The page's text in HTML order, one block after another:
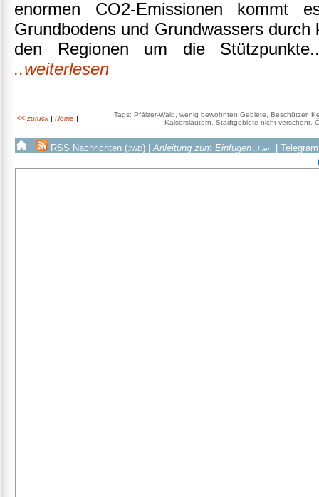
enormen CO2-Emissionen kommt
Grundbodens und Grundwassers
den Regionen um die
..weiterlesen
<< zurück | Home |
Tags: Pfälzer-Wald, wenig bewohnten Gebiete, Beschützer,
Kaiserslautern, Stadtgebiete nicht verschont,